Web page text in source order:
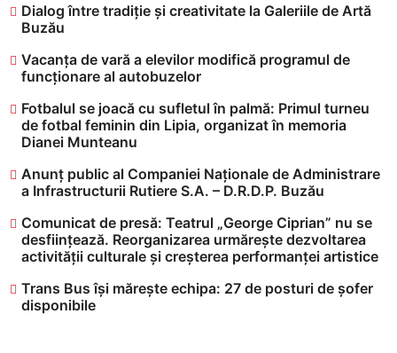
Dialog între tradiție și creativitate la Galeriile de Artă
Buzău
Vacanța de vară a elevilor modifică programul de
funcționare al autobuzelor
​Fotbalul se joacă cu sufletul în palmă: Primul turneu
de fotbal feminin din Lipia, organizat în memoria
Dianei Munteanu
Anunț public al Companiei Naționale de Administrare
a Infrastructurii Rutiere S.A. – D.R.D.P. Buzău
Comunicat de presă: Teatrul „George Ciprian” nu se
desființează. Reorganizarea urmărește dezvoltarea
activității culturale și creșterea performanței artistice
Trans Bus își mărește echipa: 27 de posturi de șofer
disponibile